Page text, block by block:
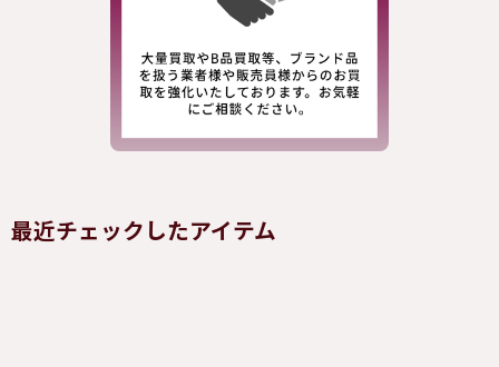
最近チェックしたアイテム